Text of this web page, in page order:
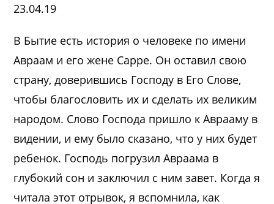
23.04.19
В Бытие есть история о человеке по имени
Авраам и его жене Сарре. Он оставил свою
страну, доверившись Господу в Его Слове,
чтобы благословить их и сделать их великим
народом. Слово Господа пришло к Аврааму в
видении, и ему было сказано, что у них будет
ребенок. Господь погрузил Авраама в
глубокий сон и заключил с ним завет. Когда я
читала этот отрывок, я вспомнила, как